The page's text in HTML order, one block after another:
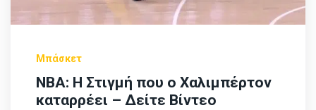
Μπάσκετ
ΝΒΑ: Η Στιγμή που ο Χαλιμπέρτον
καταρρέει – Δείτε Βίντεο